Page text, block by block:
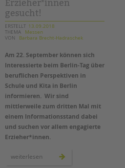
Erzieher*innen
gesucht!
ERSTELLT 13.09.2018
THEMA
Messen
VON
Barbara Brecht-Hadraschek
Am 22. September können sich
Interessierte beim Berlin-Tag über
beruflichen Perspektiven in
Schule und Kita in Berlin
informieren. Wir sind
mittlerweile zum dritten Mal mit
einem Informationsstand dabei
und suchen vor allem engagierte
Erzieher*innen.
weiterlesen